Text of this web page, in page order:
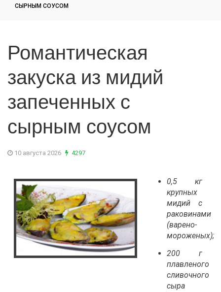
СЫРНЫМ СОУСОМ
Романтическая
закуска из мидий
запеченных с
сырным соусом
10 августа 2026 4297
0,5 кг
крупных
мидий с
раковинами
(варено-
мороженых);
200 г
плавленого
сливочного
сыра